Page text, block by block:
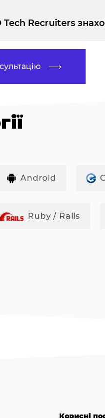
Tech Recruiters
Android
Ruby / Rails
Корисні